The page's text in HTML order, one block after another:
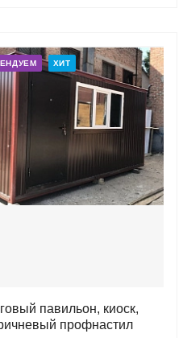
ХИТ
павильон, киоск,
профнастил